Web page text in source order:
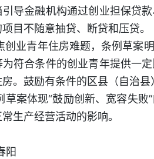
引导金融机构通过创业担保贷
目不随意抽贷、断贷和压贷。
创业青年住房难题，条例草案
符合条件的创业青年提供一
。鼓励有条件的区县（自治
草案体现“鼓励创新、宽容失
生产经营活动的影响。
阳